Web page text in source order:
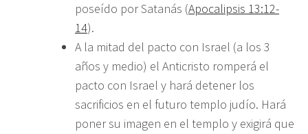
poseído por Satanás (Apocalipsis 13:12-
14).
A la mitad del pacto con Israel (a los 3
años y medio) el Anticristo romperá el
pacto con Israel y hará detener los
sacrificios en el futuro templo judío. Hará
poner su imagen en el templo y exigirá que